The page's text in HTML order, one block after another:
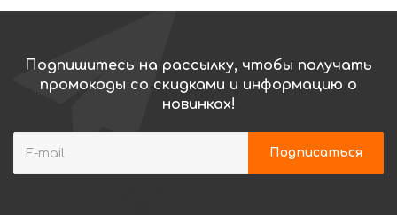
Подпишитесь на рассылку, чтобы получать
промокоды со скидками и информацию о
новинках!